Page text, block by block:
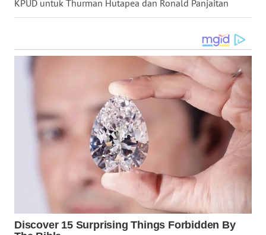
KPUD untuk Thurman Hutapea dan Ronald Panjaitan
TINGGI
WN
KARAWANG
BEKASI
WN
BOGOR